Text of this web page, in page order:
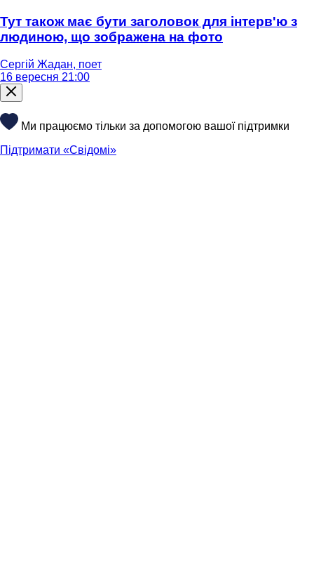
Тут також має бути заголовок для інтерв'ю з
людиною, що зображена на фото
Сергій Жадан, поет
16 вересня 21:00
Ми працюємо тільки за допомогою вашої підтримки
Підтримати «Свідомі»